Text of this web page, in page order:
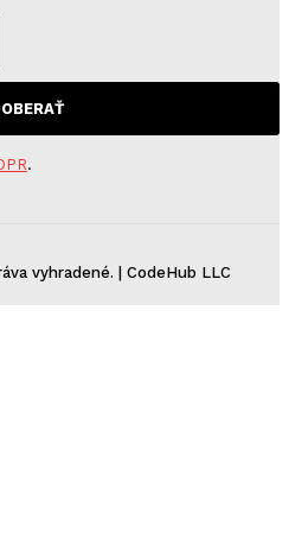
.
vyhradené. | CodeHub LLC